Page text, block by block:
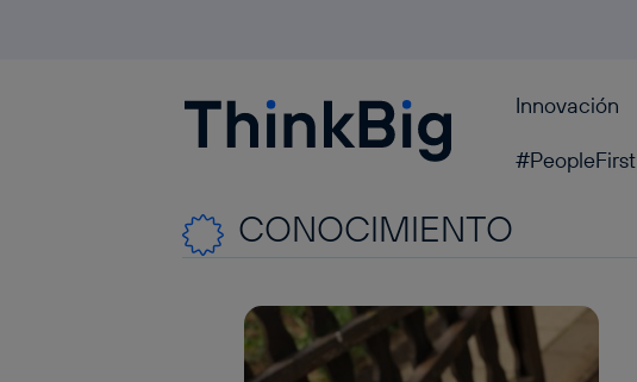
Blogthinkbig.com Innovación
#PeopleFirst
CONOCIMIENTO